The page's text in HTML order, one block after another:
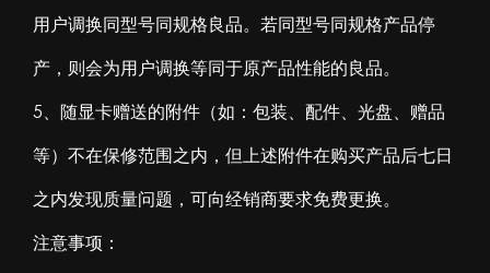
用户调换同型号同规格良品。若同型号同规格产品停
产，则会为用户调换等同于原产品性能的良品。
5、随显卡赠送的附件（如：包装、配件、光盘、赠品
等）不在保修范围之内，但上述附件在购买产品后七日
之内发现质量问题，可向经销商要求免费更换。
注意事项：